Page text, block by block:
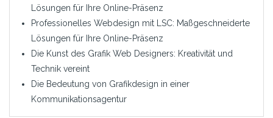
Lösungen für Ihre Online-Präsenz
Professionelles Webdesign mit LSC: Maßgeschneiderte
Lösungen für Ihre Online-Präsenz
Die Kunst des Grafik Web Designers: Kreativität und
Technik vereint
Die Bedeutung von Grafikdesign in einer
Kommunikationsagentur